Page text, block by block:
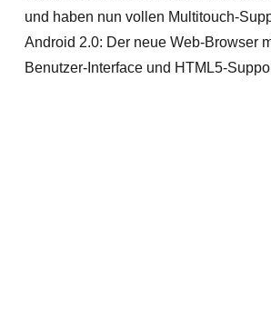
und haben nun vollen Multitouch-
Android 2.0: Der neue Web-Browser
Benutzer-Interface und HTML5-